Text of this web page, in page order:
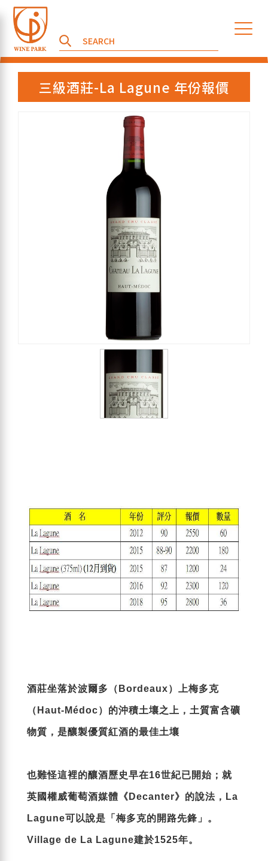
三級酒莊-La Lagune 年份報價
酒莊坐落於波爾多（Bordeaux）上梅多克
（Haut-Médoc）的沖積土壤之上，土質富含礦
物質，是釀製優質紅酒的最佳土壤
也難怪這裡的釀酒歷史早在16世紀已開始；就
英國權威葡萄酒媒體《Decanter》的說法，La
Lagune可以說是「梅多克的開路先鋒」。
Village de La Lagune建於1525年。